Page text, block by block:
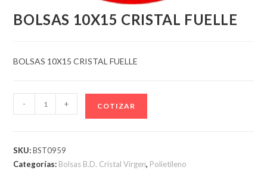
BOLSAS 10X15 CRISTAL FUELLE
BOLSAS 10X15 CRISTAL FUELLE
10X15
cantidad
- + COTIZAR
SKU:BST0959
Categorías: Bolsas B.D. Cristal Virgen, Polietileno